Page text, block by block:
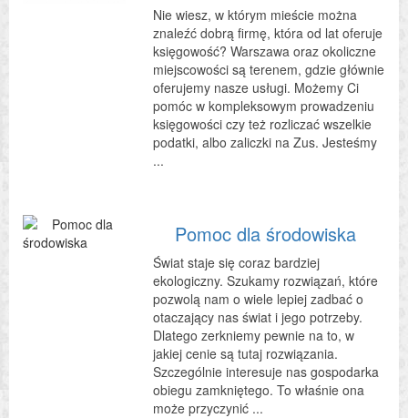
Nie wiesz, w którym mieście można
znaleźć dobrą firmę, która od lat oferuje
księgowość? Warszawa oraz okoliczne
miejscowości są terenem, gdzie głównie
oferujemy nasze usługi. Możemy Ci
pomóc w kompleksowym prowadzeniu
księgowości czy też rozliczać wszelkie
podatki, albo zaliczki na Zus. Jesteśmy
...
Pomoc dla środowiska
Świat staje się coraz bardziej
ekologiczny. Szukamy rozwiązań, które
pozwolą nam o wiele lepiej zadbać o
otaczający nas świat i jego potrzeby.
Dlatego zerkniemy pewnie na to, w
jakiej cenie są tutaj rozwiązania.
Szczególnie interesuje nas gospodarka
obiegu zamkniętego. To właśnie ona
może przyczynić ...